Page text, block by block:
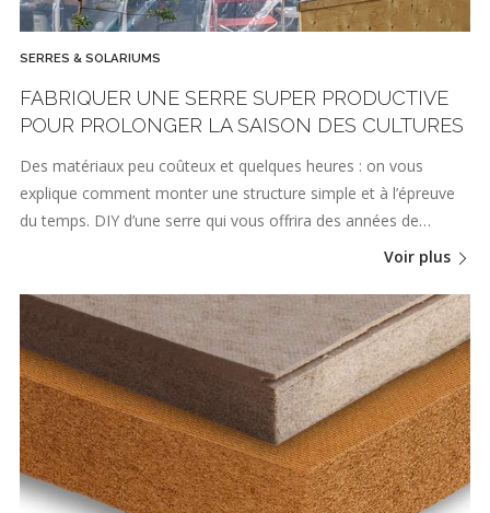
SERRES & SOLARIUMS
FABRIQUER UNE SERRE SUPER PRODUCTIVE
POUR PROLONGER LA SAISON DES CULTURES
Des matériaux peu coûteux et quelques heures : on vous
explique comment monter une structure simple et à l’épreuve
du temps. DIY d’une serre qui vous offrira des années de…
Voir plus